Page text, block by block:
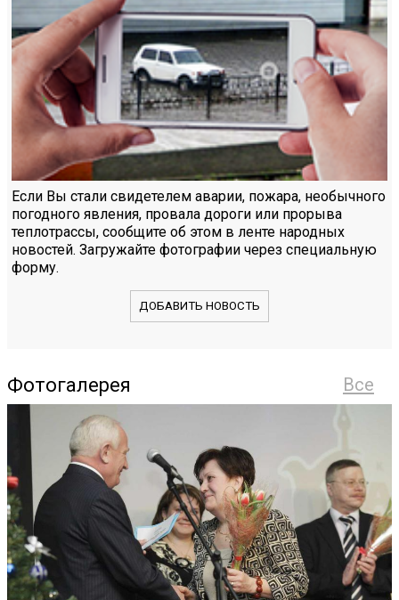
Если Вы стали свидетелем аварии, пожара, необычного
погодного явления, провала дороги или прорыва
теплотрассы, сообщите об этом в ленте народных
новостей. Загружайте фотографии через специальную
форму.
ДОБАВИТЬ НОВОСТЬ
Все
Фотогалерея